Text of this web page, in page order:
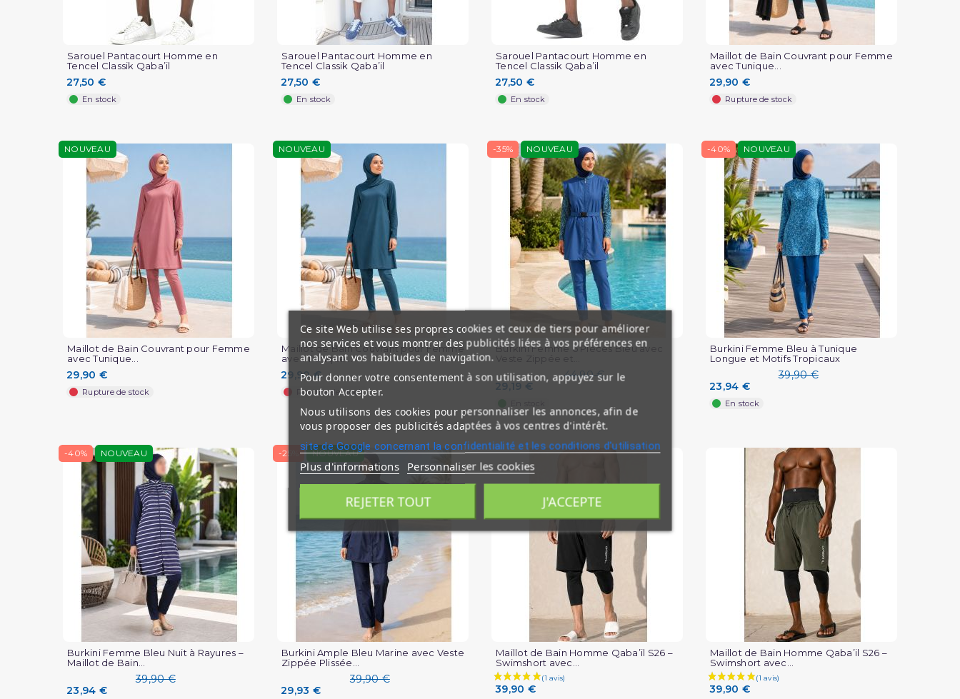
Sarouel Pantacourt Homme en
Tencel Classik Qaba’il
27,50 €
En stock
Sarouel Pantacourt Homme en
Tencel Classik Qaba’il
27,50 €
En stock
Sarouel Pantacourt Homme en
Tencel Classik Qaba’il
27,50 €
En stock
Maillot de Bain Couvrant pour Femme
avec Tunique...
29,90 €
Rupture de stock
NOUVEAU
Maillot de Bain Couvrant pour Femme
avec Tunique...
29,90 €
Rupture de stock
NOUVEAU
Maillot de Bain Couvrant pour Femme
avec Tunique...
29,90 €
Rupture de stock
-35% NOUVEAU
Burkini Femme 6 Pièces Bleu avec
44,90 €
29,19 €
-40% NOUVEAU
Burkini Femme Bleu à Tunique
Longue et Motifs Tropicaux
39,90 €
23,94 €
En stock
-40% NOUVEAU
Burkini Femme Bleu Nuit à Rayures –
Maillot de Bain...
39,90 €
23,94 €
-25% NOUVEAU
Burkini Ample Bleu Marine avec Veste
Zippée Plissée...
39,90 €
29,93 €
Maillot de Bain Homme Qaba’il S26 –
Swimshort avec...
39,90 €
Maillot de Bain Homme Qaba’il S26 –
Swimshort avec...
39,90 €
Ce site Web utilise ses propres cookies et ceux de tiers pour améliorer
nos services et vous montrer des publicités liées à vos préférences en
analysant vos habitudes de navigation.
Pour donner votre consentement à son utilisation, appuyez sur le
bouton Accepter.
Nous utilisons des cookies pour personnaliser les annonces, afin de
vous proposer des publicités adaptées à vos centres d'intérêt.
site de Google concernant la confidentialité et les conditions d'utilisation
Plus d'informations Personnaliser les cookies
REJETER TOUT J'ACCEPTE